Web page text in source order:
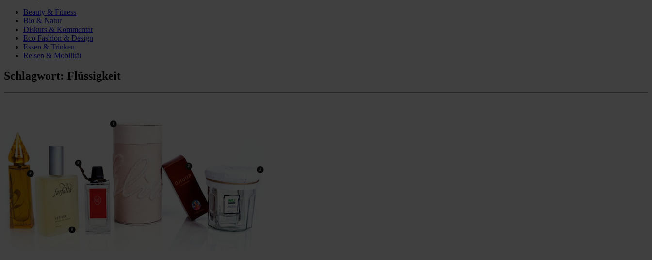
Beauty & Fitness
Bio & Natur
Diskurs & Kommentar
Eco Fashion & Design
Essen & Trinken
Reisen & Mobilität
Schlagwort: Flüssigkeit